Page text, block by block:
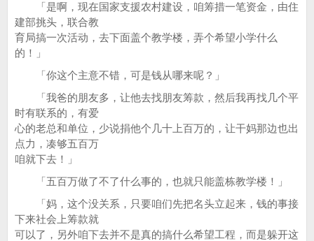
「是啊，现在国家支援农村建设，咱筹措一笔资金，由住
建部挑头，联合教
育局搞一次活动，去下面盖个教学楼，弄个希望小学什么
的！」
「你这个主意不错，可是钱从哪来呢？」
「我爸的朋友多，让他去找朋友筹款，然后我再找几个平
时有联系的，有爱
心的老总和单位，少说捐他个几十上百万的，让干妈那边也出
点力，凑够五百万
咱就下去！」
「五百万做了不了什么事的，也就只能盖栋教学楼！」
「妈，这个没关系，只要咱们先把名头立起来，钱的事接
下来社会上筹款就
可以了，另外咱下去并不是真的搞什么希望工程，而是躲开这